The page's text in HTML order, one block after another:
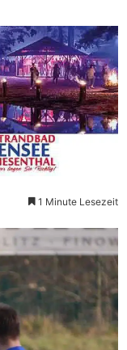
1 Minute Lesezeit